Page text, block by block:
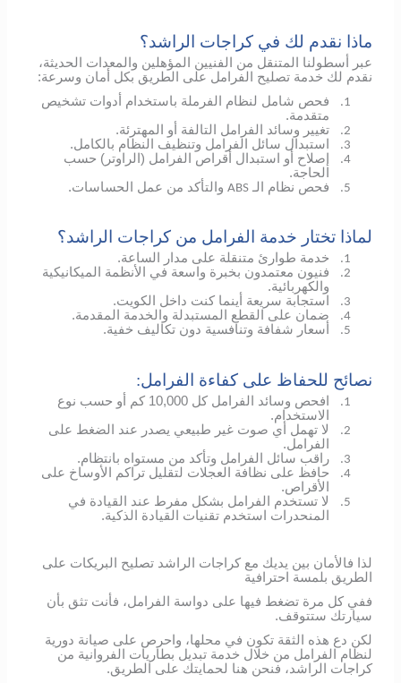
ماذا نقدم لك في كراجات الراشد؟
عبر أسطولنا المتنقل من الفنيين المؤهلين والمعدات الحديثة،
نقدم لك خدمة تصليح الفرامل على الطريق بكل أمان وسرعة:
1.
فحص شامل لنظام الفرملة باستخدام أدوات تشخيص
متقدمة.
2. تغيير وسائد الفرامل التالفة أو المهترئة.
3. استبدال سائل الفرامل وتنظيف النظام بالكامل.
4.
إصلاح أو استبدال أقراص الفرامل (الراوتر) حسب
الحاجة.
5. فحص نظام الـABS والتأكد من عمل الحساسات.
لماذا تختار خدمة الفرامل من كراجات الراشد؟
1. خدمة طوارئ متنقلة على مدار الساعة.
2.
فنيون معتمدون بخبرة واسعة في الأنظمة الميكانيكية
والكهربائية.
3. استجابة سريعة أينما كنت داخل الكويت.
4. ضمان على القطع المستبدلة والخدمة المقدمة.
5. أسعار شفافة وتنافسية دون تكاليف خفية.
نصائح للحفاظ على كفاءة الفرامل:
1.
افحص وسائد الفرامل كل 10,000 كم أو حسب نوع
الاستخدام.
2.
لا تهمل أي صوت غير طبيعي يصدر عند الضغط على
الفرامل.
3. راقب سائل الفرامل وتأكد من مستواه بانتظام.
4.
حافظ على نظافة العجلات لتقليل تراكم الأوساخ على
الأقراص.
5.
لا تستخدم الفرامل بشكل مفرط عند القيادة في
المنحدرات استخدم تقنيات القيادة الذكية.
لذا فالأمان بين يديك مع كراجات الراشد تصليح البريكات على
الطريق بلمسة احترافية
ففي كل مرة تضغط فيها على دواسة الفرامل، فأنت تثق بأن
سيارتك ستتوقف.
لكن دع هذه الثقة تكون في محلها، واحرص على صيانة دورية
لنظام الفرامل من خلال خدمة تبديل بطاريات الفروانية من
كراجات الراشد، فنحن هنا لحمايتك على الطريق.